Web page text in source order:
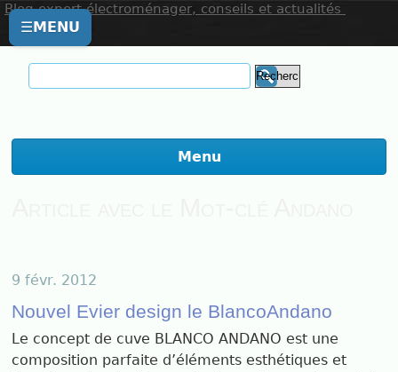
Blog expert électroménager, conseils et actualités
☰MENU
Menu
9 févr. 2012
Nouvel Evier design le BlancoAndano
Le concept de cuve BLANCO ANDANO est une
composition parfaite d’éléments esthétiques et